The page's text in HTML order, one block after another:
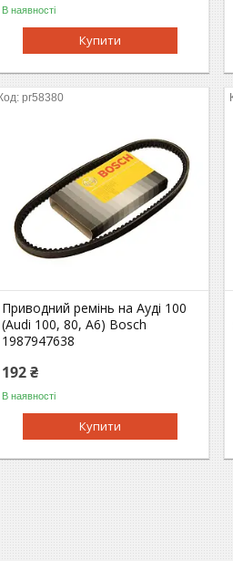
В наявності
Купити
pr58380
Приводний ремінь на Ауді 100
(Audi 100, 80, A6) Bosch
1987947638
192 ₴
В наявності
Купити